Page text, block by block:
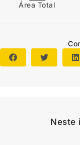
Área Total
Neste